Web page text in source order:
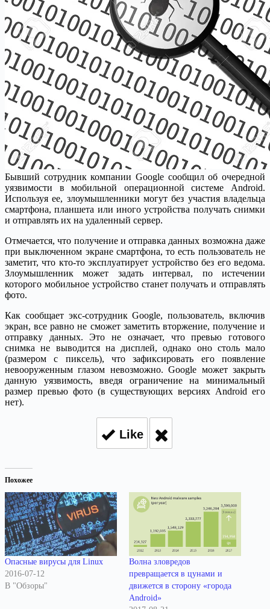
Бывший сотрудник компании Google сообщил об очередной
уязвимости в мобильной операционной системе Android.
Используя ее, злоумышленники могут без участия владельца
смартфона, планшета или иного устройства получать снимки
и отправлять их на удаленный сервер.
Отмечается, что получение и отправка данных возможна даже
при выключенном экране смартфона, то есть пользователь не
заметит, что кто-то эксплуатирует устройство без его ведома.
Злоумышленник может задать интервал, по истечении
которого мобильное устройство станет получать и отправлять
фото.
Как сообщает экс-сотрудник Google, пользователь, включив
экран, все равно не сможет заметить вторжение, получение и
отправку данных. Это не означает, что превью готового
снимка не выводится на дисплей, однако оно столь мало
(размером с пиксель), что зафиксировать его появление
невооруженным глазом невозможно. Google может закрыть
данную уязвимость, введя ограничение на минимальный
размер превью фото (в существующих версиях Android его
нет).
Like
Похожее
Опасные вирусы для Linux
2016-07-12
В "Обзоры"
Волна зловредов
превращается в цунами и
движется в сторону «города
Android»